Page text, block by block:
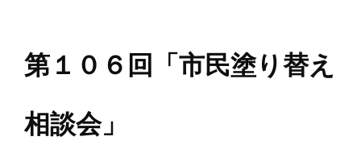
第１０６回「市民塗り替え
相談会」